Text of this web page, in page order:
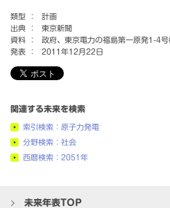
類型 ：
計画
出典 ：
東京新聞
資料 ：
政府、東京電力の福島第一原発1-4号
発表 ：
2011年12月22日
関連する未来を検索
索引検索：原子力発電
分野検索：社会
西暦検索：2051年
未来年表TOP